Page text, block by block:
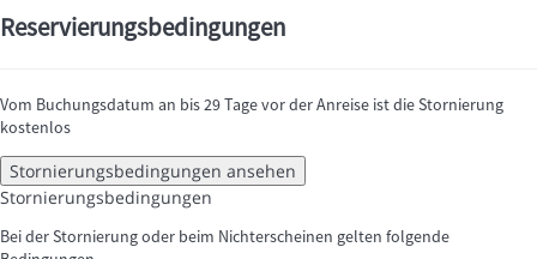
Reservierungsbedingungen
Vom Buchungsdatum an bis 29 Tage vor der Anreise ist die Stornierung
kostenlos
Stornierungsbedingungen ansehen
Stornierungsbedingungen
Bei der Stornierung oder beim Nichterscheinen gelten folgende